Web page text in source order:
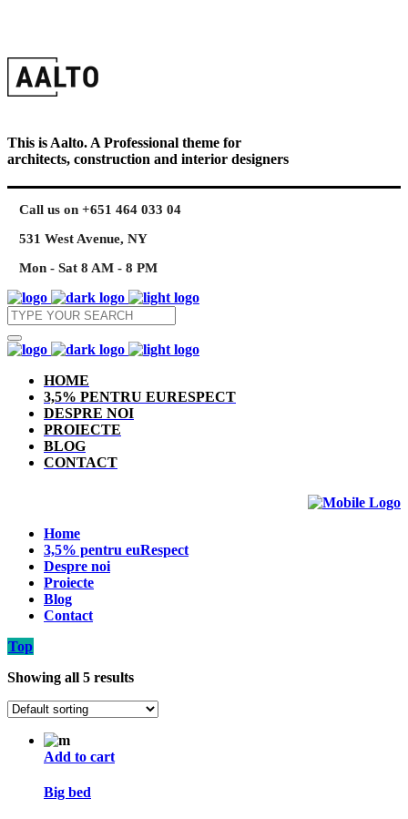
This is Aalto. A Professional theme for
architects, construction and interior designers
Call us on +651 464 033 04
531 West Avenue, NY
Mon - Sat 8 AM - 8 PM
HOME
3,5% PENTRU EURESPECT
DESPRE NOI
PROIECTE
BLOG
CONTACT
Home
3,5% pentru euRespect
Despre noi
Proiecte
Blog
Contact
Top
Showing all 5 results
Add to cart
Big bed